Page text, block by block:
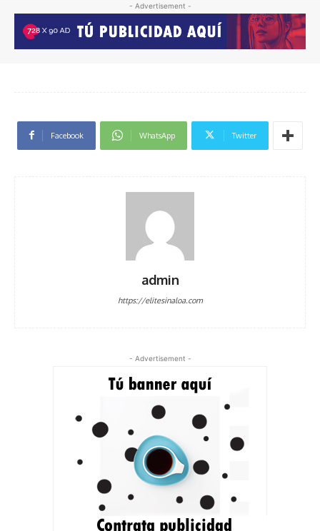
- Advertisement -
Facebook WhatsApp Twitter
admin
https://elitesinaloa.com
- Advertisement -